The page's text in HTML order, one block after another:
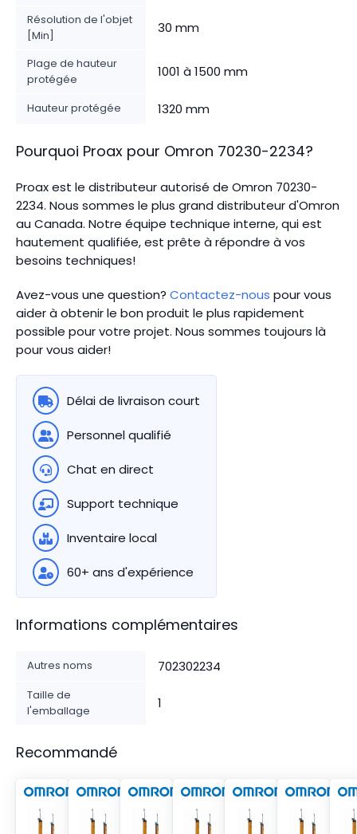
Résolution de l'objet
[Min]
30 mm
Plage de hauteur
protégée
1001 à 1500 mm
Hauteur protégée 1320 mm
Pourquoi Proax pour Omron 70230-2234?
Proax est le distributeur autorisé de Omron 70230-
2234. Nous sommes le plus grand distributeur d'Omron
au Canada. Notre équipe technique interne, qui est
hautement qualifiée, est prête à répondre à vos
besoins techniques!
Avez-vous une question? Contactez-nous pour vous
aider à obtenir le bon produit le plus rapidement
possible pour votre projet. Nous sommes toujours là
pour vous aider!
Délai de livraison court
Personnel qualifié
Chat en direct
Support technique
Inventaire local
60+ ans d'expérience
Informations complémentaires
Autres noms 702302234
Taille de
l'emballage
1
Recommandé